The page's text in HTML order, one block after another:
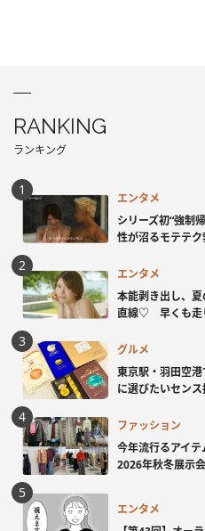
RANKING
ランキング
エンタメ
シリーズ初“強制
性が沼るモテテク
エンタメ
本能剥き出し、
直線♡ 早くも走
グルメ
東京駅・羽田空
に選びたいセン
ファッション
今年流行るアイ
2026年秋冬展示
エンタメ